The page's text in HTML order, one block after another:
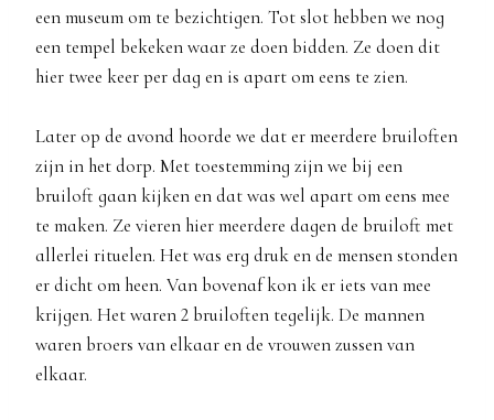
een museum om te bezichtigen. Tot slot hebben we nog
een tempel bekeken waar ze doen bidden. Ze doen dit
hier twee keer per dag en is apart om eens te zien.
Later op de avond hoorde we dat er meerdere bruiloften
zijn in het dorp. Met toestemming zijn we bij een
bruiloft gaan kijken en dat was wel apart om eens mee
te maken. Ze vieren hier meerdere dagen de bruiloft met
allerlei rituelen. Het was erg druk en de mensen stonden
er dicht om heen. Van bovenaf kon ik er iets van mee
krijgen. Het waren 2 bruiloften tegelijk. De mannen
waren broers van elkaar en de vrouwen zussen van
elkaar.